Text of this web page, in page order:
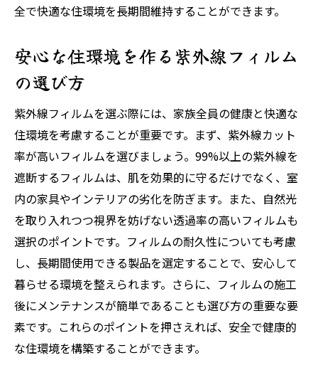
全で快適な住環境を長期間維持することができます。
安心な住環境を作る紫外線フィルム
の選び方
紫外線フィルムを選ぶ際には、家族全員の健康と快適な
住環境を考慮することが重要です。まず、紫外線カット
率が高いフィルムを選びましょう。99%以上の紫外線を
遮断するフィルムは、肌を効果的に守るだけでなく、室
内の家具やインテリアの劣化を防ぎます。また、自然光
を取り入れつつ視界を妨げない透過率の高いフィルムも
選択のポイントです。フィルムの耐久性についても考慮
し、長期間使用できる製品を選定することで、安心して
暮らせる環境を整えられます。さらに、フィルムの施工
後にメンテナンスが簡単であることも選び方の重要な要
素です。これらのポイントを押さえれば、安全で健康的
な住環境を構築することができます。